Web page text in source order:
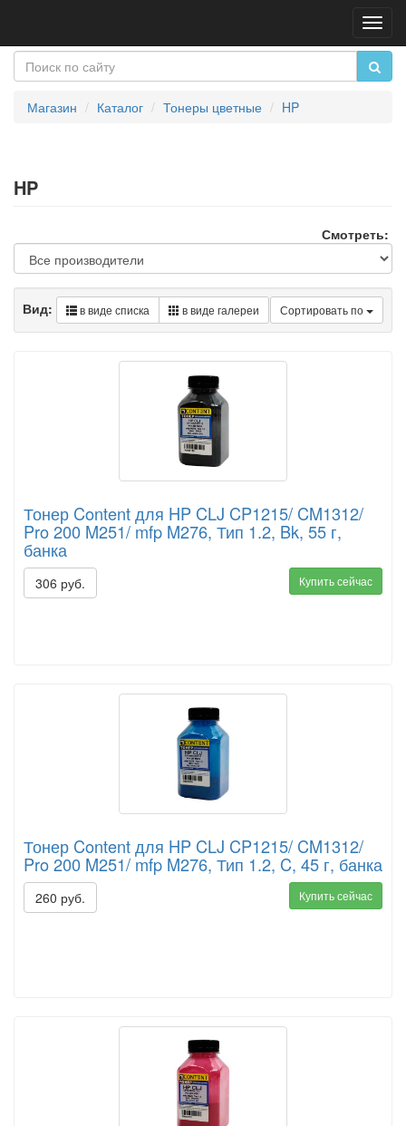
Магазин Каталог Тонеры цветные HP
HP
Смотреть:
Сортировать по
Вид: в виде списка в виде галереи
Тонер Content для HP CLJ CP1215/ CM1312/
Pro 200 M251/ mfp M276, Тип 1.2, Bk, 55 г,
банка
306 руб. Купить сейчас
Тонер Content для HP CLJ CP1215/ CM1312/
Pro 200 M251/ mfp M276, Тип 1.2, C, 45 г, банка
260 руб. Купить сейчас